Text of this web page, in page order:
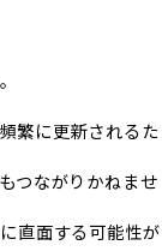
繁に更新されるた
つながりかねませ
直面する可能性が